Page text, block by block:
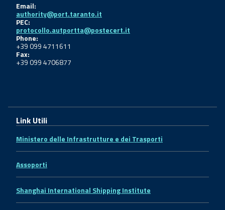
Email:
authority@port.taranto.it
PEC:
protocollo.autportta@postecert.it
Phone:
+39 099 4711611
Fax:
+39 099 4706877
Link Utili
Ministero delle Infrastrutture e dei Trasporti
Assoporti
Shanghai International Shipping Institute